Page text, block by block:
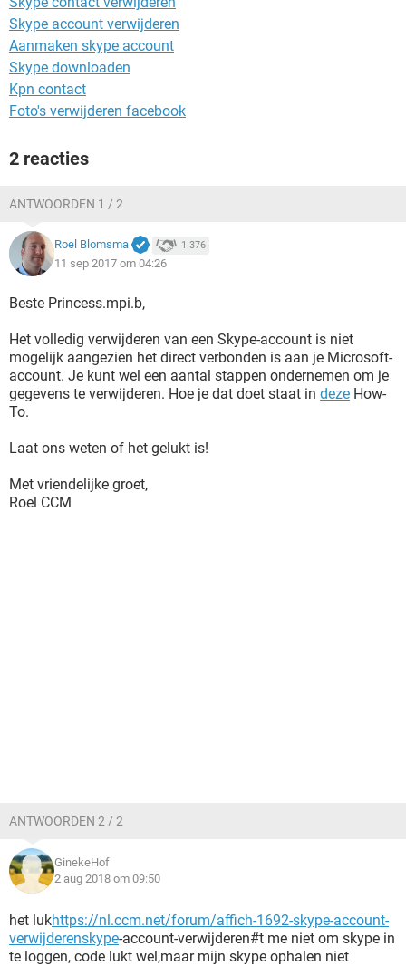
TIKTOK
Skype account verwijderen
Aanmaken skype account
Skype downloaden
Kpn contact
Foto's verwijderen facebook
2 reacties
ANTWOORDEN 1 / 2
Roel Blomsma 1.376
11 sep 2017 om 04:26
Beste Princess.mpi.b,
Het volledig verwijderen van een Skype-account is niet
mogelijk aangezien het direct verbonden is aan je Microsoft-
account. Je kunt wel een aantal stappen ondernemen om je
gegevens te verwijderen. Hoe je dat doet staat in deze How-
To.
Laat ons weten of het gelukt is!
Met vriendelijke groet,
Roel CCM
ANTWOORDEN 2 / 2
GinekeHof
2 aug 2018 om 09:50
het lukhttps://nl.ccm.net/forum/affich-1692-skype-account-
verwijderenskype-account-verwijderen#t me niet om skype in
te loggen, code lukt wel,maar mijn skype ophalen niet